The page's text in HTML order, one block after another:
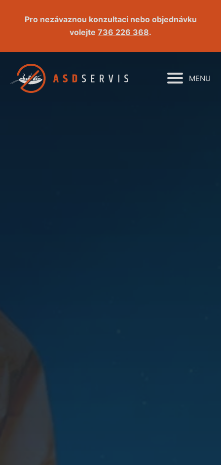
Pro nezávaznou konzultaci nebo objednávku
volejte 736 226 368.
MENU